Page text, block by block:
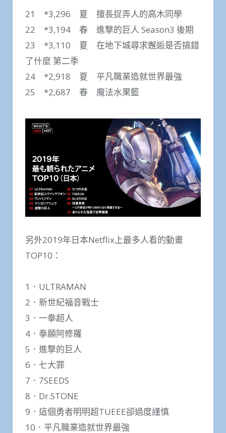
21 *3,296 夏 擅長捉弄人的高木同學
22 *3,194 春 進撃的巨人 Season3 後期
23 *3,110 夏 在地下城尋求邂逅是否搞錯
了什麼 第二季
24 *2,918 夏 平凡職業造就世界最強
25 *2,687 春 魔法水果籃
另外2019年日本Netflix上最多人看的動畫
TOP10：
1．ULTRAMAN
2．新世紀福音戰士
3．一拳超人
4．拳願阿修羅
5．進撃的巨人
6．七大罪
7．7SEEDS
8．Dr.STONE
9．這個勇者明明超TUEEE卻過度謹慎
10．平凡職業造就世界最強